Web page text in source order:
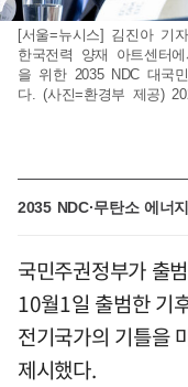
[서울=뉴시스] 김진아 기
한국전력 양재 아트센터
을 위한 2035 NDC 대국
다. (사진=환경부 제공)
2035 NDC·무탄소 에너
국민주권정부가 출
10월1일 출범한 기
전기국가의 기틀을
제시했다.